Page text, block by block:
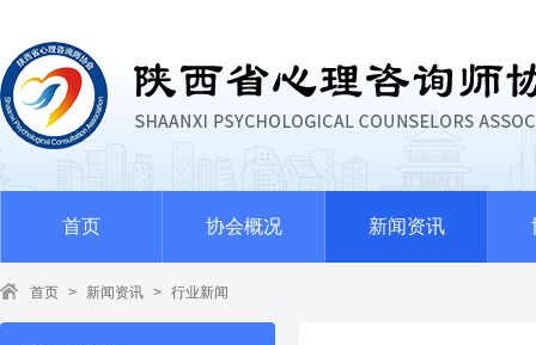
首页 协会概况 新闻资讯
首页 > 新闻资讯 > 行业新闻